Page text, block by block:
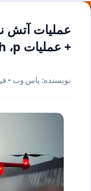
عملیات آتش
+ عملیات h ،p و f
نویسنده: یاس وب • فروردین 21,